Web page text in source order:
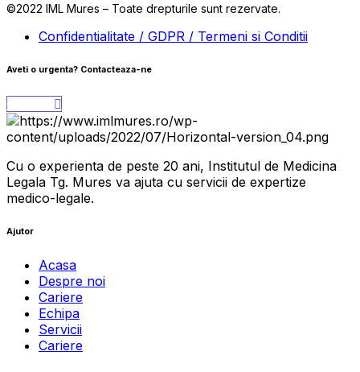
©2022 IML Mures – Toate drepturile sunt rezervate.
Confidentialitate / GDPR / Termeni si Conditii
Aveti o urgenta? Contacteaza-ne
Contact
Cu o experienta de peste 20 ani, Institutul de Medicina
Legala Tg. Mures va ajuta cu servicii de expertize
medico-legale.
Ajutor
Acasa
Despre noi
Cariere
Echipa
Servicii
Cariere